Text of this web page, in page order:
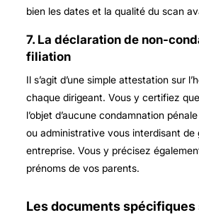
bien les dates et la qualité du scan
7. La déclaration de non-
filiation
Il s’agit d’une simple attestation sur
chaque dirigeant. Vous y certifiez
l’objet d’aucune condamnation
ou administrative vous interdisant de
entreprise. Vous y précisez
prénoms de vos parents.
Les documents